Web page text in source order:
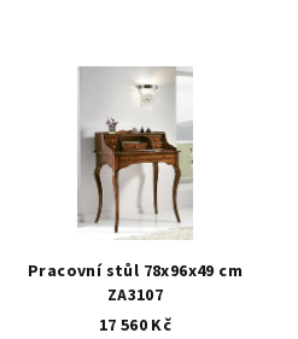
Pracovní stůl 78x96x49 cm
ZA3107
17 560 Kč